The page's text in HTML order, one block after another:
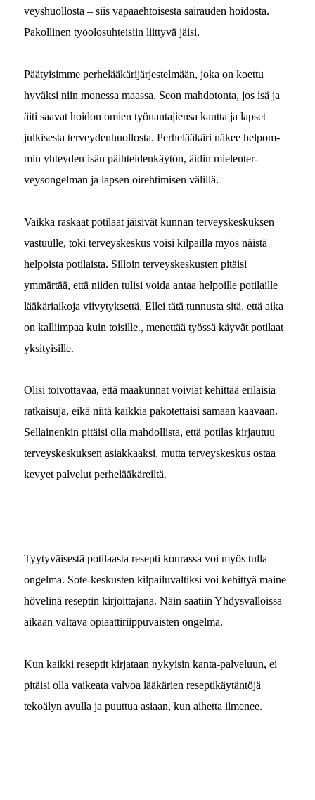
veyshuol­losta – siis vapaae­htois­es­ta sairau­den hoi­dos­ta.
Pakolli­nen työolo­suhteisi­in liit­tyvä jäisi.
Pää­ty­isimme per­helääkäri­jär­jestelmään, joka on koet­tu
hyväk­si niin mon­es­sa maas­sa. Seon mah­do­ton­ta, jos isä ja
äiti saa­vat hoidon omien työ­nan­ta­jien­sa kaut­ta ja lapset
julkises­ta ter­vey­den­huol­losta. Per­helääkäri näkee helpom­
min yhtey­den isän päi­htei­denkäytön, äidin mie­len­ter­
veysongel­man ja lapsen oire­htimisen välillä.
Vaik­ka raskaat poti­laat jäi­sivät kun­nan ter­veyskeskuk­sen
vas­tu­ulle, toki ter­veyskeskus voisi kil­pail­la myös näistä
helpoista poti­laista. Sil­loin ter­veyskeskusten pitäisi
ymmärtää, että niiden tulisi voi­da antaa helpoille poti­laille
lääkäri­aiko­ja viivy­tyk­set­tä. Ellei tätä tun­nus­ta sitä, että aika
on kalli­im­paa kuin toisille., menet­tää työssä käyvät poti­laat
yksityisille.
Olisi toiv­ot­tavaa, että maakun­nat voivi­at kehit­tää eri­laisia
ratkaisu­ja, eikä niitä kaikkia pakotet­taisi samaan kaavaan.
Sel­l­ainenkin pitäisi olla mah­dol­lista, että poti­las kir­jau­tuu
ter­veyskeskuk­sen asi­akkaak­si, mut­ta ter­veyskeskus ostaa
kevyet palve­lut perhelääkäreiltä.
= = = =
Tyy­tyväis­es­tä poti­laas­ta resep­ti kouras­sa voi myös tul­la
ongel­ma. Sote-keskusten kil­pailu­valtik­si voi kehit­tyä maine
hövelinä reseptin kir­joit­ta­jana. Näin saati­in Yhdys­val­lois­sa
aikaan val­ta­va opi­aat­tiri­ip­pu­vais­ten ongelma.
Kun kaik­ki resep­tit kir­jataan nyky­isin kan­ta-palvelu­un, ei
pitäisi olla vaikea­ta valvoa lääkärien resep­tikäytän­töjä
tekoä­lyn avul­la ja puut­tua asi­aan, kun aihet­ta ilmenee.